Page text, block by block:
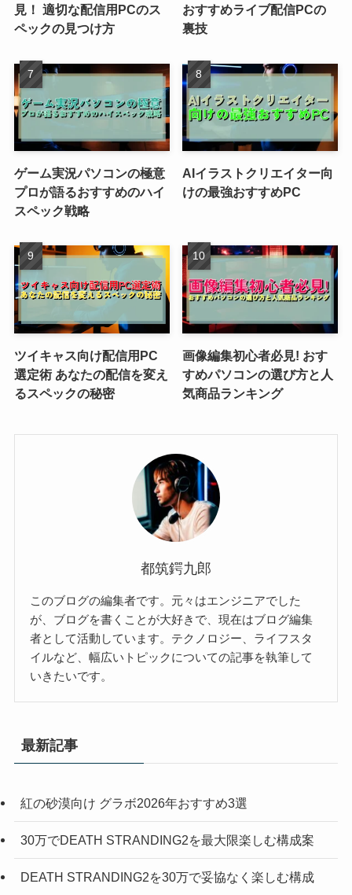
見！ 適切な配信用PCのス
ペックの見つけ方
おすすめライブ配信PCの
裏技
ゲーム実況パソコンの極意
プロが語るおすすめのハイ
スペック戦略
AIイラストクリエイター向
けの最強おすすめPC
ツイキャス向け配信用PC
選定術 あなたの配信を変え
るスペックの秘密
画像編集初心者必見! おす
すめパソコンの選び方と人
気商品ランキング
都筑鍔九郎
このブログの編集者です。元々はエンジニアでした
が、ブログを書くことが大好きで、現在はブログ編集
者として活動しています。テクノロジー、ライフスタ
イルなど、幅広いトピックについての記事を執筆して
いきたいです。
最新記事
紅の砂漠向け グラボ2026年おすすめ3選
30万でDEATH STRANDING2を最大限楽しむ構成案
DEATH STRANDING2を30万で妥協なく楽しむ構成